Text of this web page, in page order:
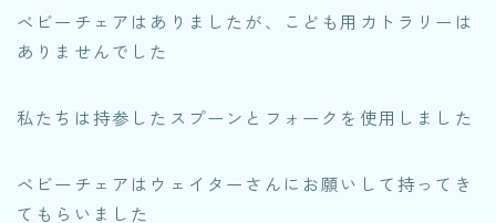
ベビーチェアはありましたが、こども用カトラリーは
ありませんでした
私たちは持参したスプーンとフォークを使用しました
ベビーチェアはウェイターさんにお願いして持ってき
てもらいました